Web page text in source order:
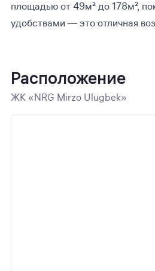
площадью от 49м² до 178м²,
удобствами — это отличная
Расположение
ЖК «NRG Mirzo Ulugbek»